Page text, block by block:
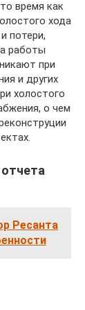
время как
хода
потери,
работы
при
и других
холостого
о чем
Ресанта